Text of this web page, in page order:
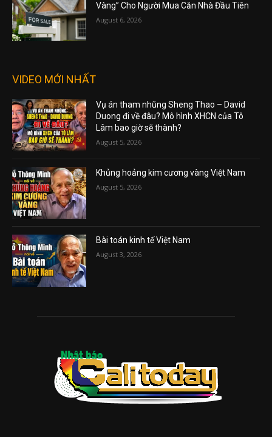
Vàng” Cho Người Mua Căn Nhà Đầu Tiên
August 6, 2026
VIDEO MỚI NHẤT
Vụ án tham nhũng Sheng Thao – David
Duong đi về đâu? Mô hình XHCN của Tô
Lâm bao giờ sẽ thành?
August 5, 2026
Khủng hoảng kim cương vàng Việt Nam
August 5, 2026
Bài toán kinh tế Việt Nam
August 3, 2026